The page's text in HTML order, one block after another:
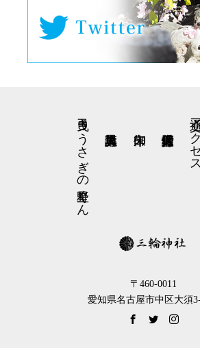
交通
弓曳きうさぎの星野くん
〒460-0011
愛知県名古屋市中区大須